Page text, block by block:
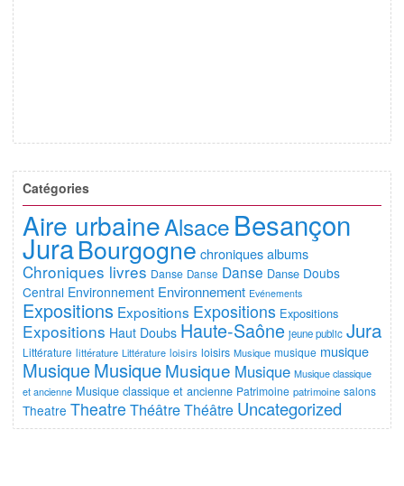
Catégories
Aire urbaineAlsace Besançon
JuraBourgogne chroniques albums
Chroniques livres Danse Danse Danse Danse Doubs
Central Environnement Environnement Evénements
Expositions Expositions Expositions Expositions
Expositions Haut Doubs Haute-Saône jeune public Jura
Littérature littérature Littérature loisirs loisirs Musique musique musique
MusiqueMusiqueMusique Musique Musique classique
et ancienne Musique classique et ancienne Patrimoine patrimoine salons
Theatre Theatre ThéâtreThéâtre Uncategorized